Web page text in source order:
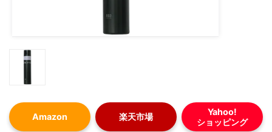
Amazon 楽天市場
Yahoo!
ショッピング